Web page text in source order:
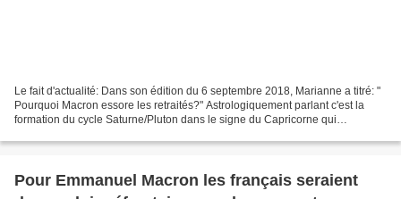
Le fait d'actualité: Dans son édition du 6 septembre 2018, Marianne a titré: "
Pourquoi Macron essore les retraités?" Astrologiquement parlant c'est la
formation du cycle Saturne/Pluton dans le signe du Capricorne qui
Pour Emmanuel Macron les français seraient